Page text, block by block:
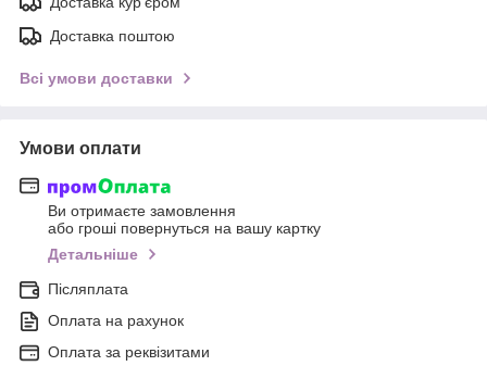
Доставка поштою
Всі умови доставки
Умови оплати
Ви отримаєте замовлення
або гроші повернуться на вашу картку
Детальніше
Післяплата
Оплата на рахунок
Оплата за реквізитами